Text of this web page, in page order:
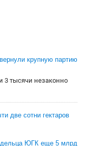
крупную партию
3 тысячи незаконно
две сотни гектаров
ЮГК еще 5 млрд